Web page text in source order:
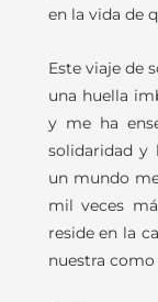
en la vida de
Este viaje de
una huella
y me ha
solidaridad y
un mundo
mil veces
reside en la
nuestra como